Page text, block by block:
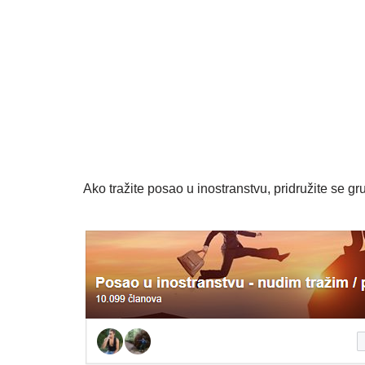
Ako tražite posao u inostranstvu, pridružite se